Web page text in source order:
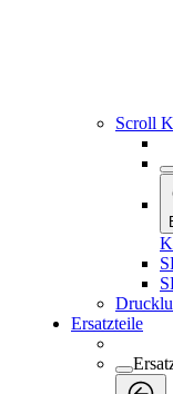
Scroll
Ersatzteile